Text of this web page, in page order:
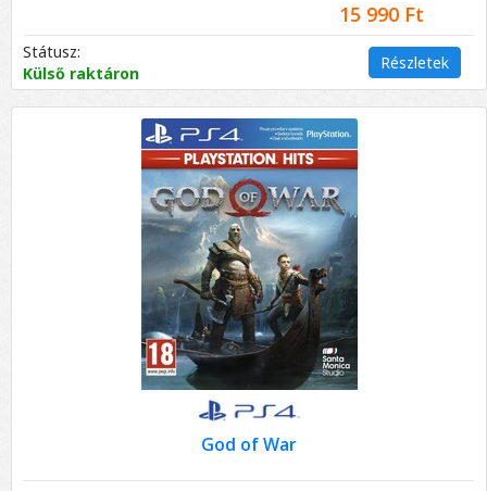
15 990 Ft
Státusz:
Külső raktáron
Részletek
God of War